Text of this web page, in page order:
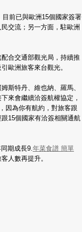
前已與歐洲15個國家簽署
交流；另一方面，駐歐洲
合交通部觀光局，持續推
歐洲旅客來台觀光。
斯特丹、維也納、羅馬、
來會繼續洽簽航權協定，
因為你有航約，對旅客跟
15個國家有洽簽相關通航
期成長9.年菜食譜 簡單
人數再提升。